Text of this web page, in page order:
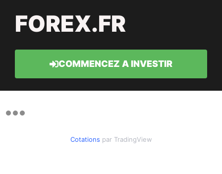
FOREX.FR
COMMENCEZ A INVESTIR
Cotations par TradingView